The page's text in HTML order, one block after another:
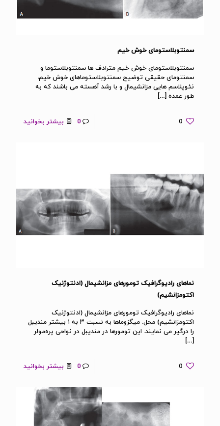
سمنتوبلاستومای خوش خیم
سمنتوبلاستومای خوش خیم مترادف ها سمنتوبلاستوما و
سمنتومای حقیقی توضیح سمنتوبلاستوماهای خوش خیم،
نئوپلاسم هایی مزانشیمال و با رشد آهسته می باشند که به
طور عمده […]
0
0 بیشتر بخوانید
نماهای رادیوگرافیک تومورهای مزانشیمال (ادنتوژنیک
اکتومزانشیم)
نماهای رادیوگرافیک تومورهای مزانشیمال (ادنتوژنیک
اکتومزانشیم) محل. میگزوماها به نسبت ۳ به ۱ بیشتر مندیبل
را درگیر می نمایند. این تومورها در مندیبل در نواحی پره‌مولر
[…]
0
0 بیشتر بخوانید